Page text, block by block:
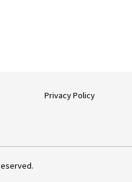
Privacy Policy